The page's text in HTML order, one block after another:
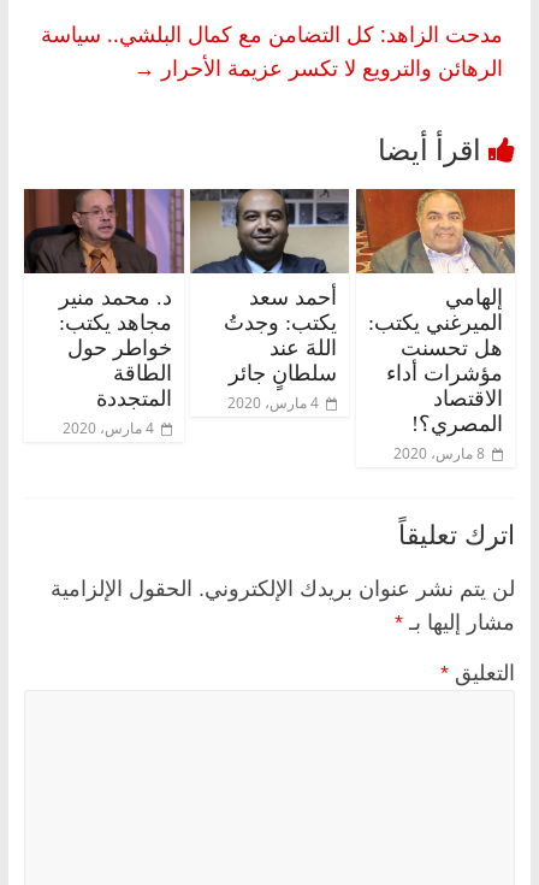
مدحت الزاهد: كل التضامن مع كمال البلشي.. سياسة
الرهائن والترويع لا تكسر عزيمة الأحرار →
إلهامي
الميرغني يكتب:
هل تحسنت
مؤشرات أداء
الاقتصاد
المصري؟!
8 مارس، 2020
أحمد سعد
يكتب: وجدتُ
اللهَ عند
سلطانٍ جائر
4 مارس، 2020
د. محمد منير
مجاهد يكتب:
خواطر حول
الطاقة
المتجددة
4 مارس، 2020
اترك تعليقاً
لن يتم نشر عنوان بريدك الإلكتروني. الحقول الإلزامية
مشار إليها بـ *
التعليق *